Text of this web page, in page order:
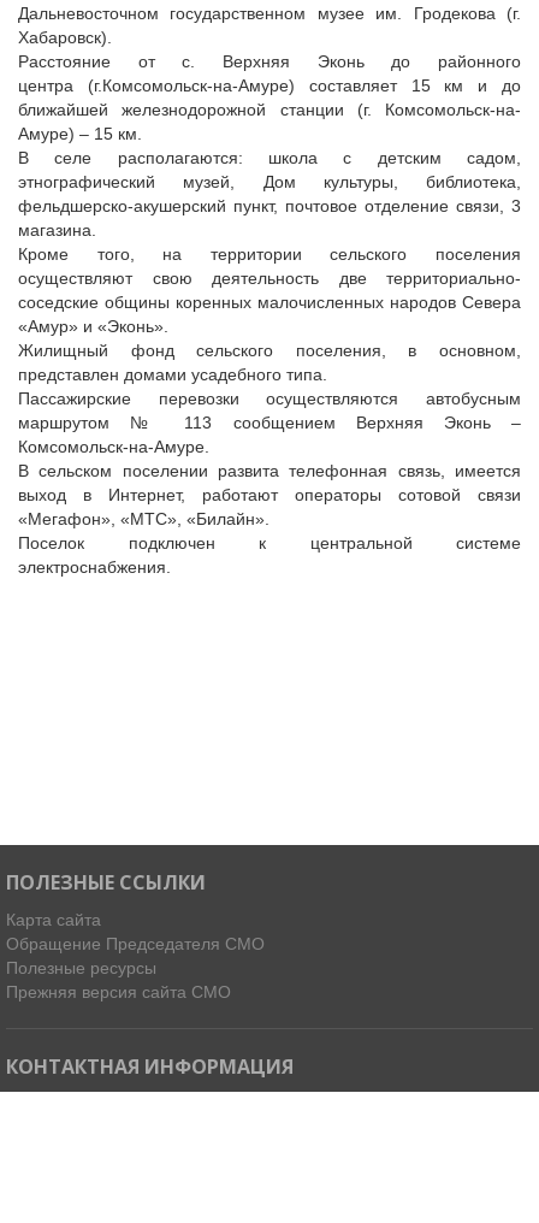
Дальневосточном государственном музее им. Гродекова (г.
Хабаровск).
Расстояние от с. Верхняя Эконь до районного
центра (г.Комсомольск-на-Амуре) составляет 15 км и до
ближайшей железнодорожной станции (г. Комсомольск-на-
Амуре) – 15 км.
В селе располагаются: школа с детским садом,
этнографический музей, Дом культуры, библиотека,
фельдшерско-акушерский пункт, почтовое отделение связи, 3
магазина.
Кроме того, на территории сельского поселения
осуществляют свою деятельность две территориально-
соседские общины коренных малочисленных народов Севера
«Амур» и «Эконь».
Жилищный фонд сельского поселения, в основном,
представлен домами усадебного типа.
Пассажирские перевозки осуществляются автобусным
маршрутом № 113 сообщением Верхняя Эконь –
Комсомольск-на-Амуре.
В сельском поселении развита телефонная связь, имеется
выход в Интернет, работают операторы сотовой связи
«Мегафон», «МТС», «Билайн».
Поселок подключен к центральной системе
электроснабжения.
ПОЛЕЗНЫЕ ССЫЛКИ
Карта сайта
Обращение Председателя СМО
Полезные ресурсы
Прежняя версия сайта СМО
КОНТАКТНАЯ ИНФОРМАЦИЯ